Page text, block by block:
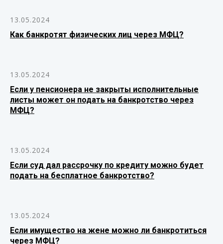
13.05.2024
Как банкротят физических лиц через МФЦ?
13.05.2024
Если у пенсионера не закрыты исполнительные
листы может он подать на банкротство через
МФЦ?
13.05.2024
Если суд дал рассрочку по кредиту можно будет
подать на бесплатное банкротство?
13.05.2024
Если имущество на жене можно ли банкротиться
через МФЦ?